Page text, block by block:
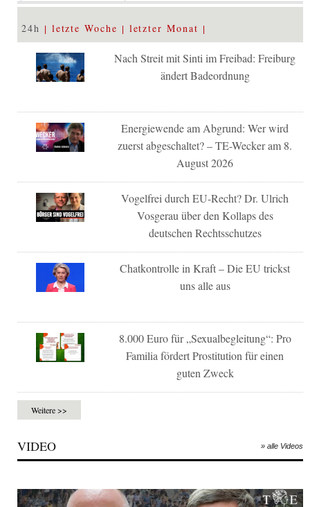
24h letzte Woche letzter Monat
Nach Streit mit Sinti im Freibad: Freiburg
ändert Badeordnung
Energiewende am Abgrund: Wer wird
zuerst abgeschaltet? – TE-Wecker am 8.
August 2026
Vogelfrei durch EU-Recht? Dr. Ulrich
Vosgerau über den Kollaps des
deutschen Rechtsschutzes
Chatkontrolle in Kraft – Die EU trickst
uns alle aus
8.000 Euro für „Sexualbegleitung“: Pro
Familia fördert Prostitution für einen
guten Zweck
Weitere >>
VIDEO » alle Videos